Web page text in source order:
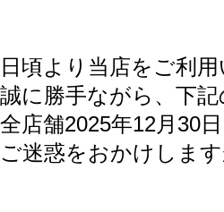
日頃より当店をご利
誠に勝手ながら、下
全店舗2025年12月30
ご迷惑をおかけしま